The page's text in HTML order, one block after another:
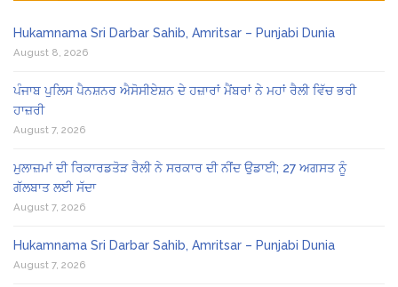
Hukamnama Sri Darbar Sahib, Amritsar – Punjabi Dunia
August 8, 2026
ਪੰਜਾਬ ਪੁਲਿਸ ਪੈਨਸ਼ਨਰ ਐਸੋਸੀਏਸ਼ਨ ਦੇ ਹਜ਼ਾਰਾਂ ਮੈਂਬਰਾਂ ਨੇ ਮਹਾਂ ਰੈਲੀ ਵਿੱਚ ਭਰੀ
ਹਾਜ਼ਰੀ
August 7, 2026
ਮੁਲਾਜ਼ਮਾਂ ਦੀ ਰਿਕਾਰਡਤੋੜ ਰੈਲੀ ਨੇ ਸਰਕਾਰ ਦੀ ਨੀਂਦ ਉਡਾਈ; 27 ਅਗਸਤ ਨੂੰ
ਗੱਲਬਾਤ ਲਈ ਸੱਦਾ
August 7, 2026
Hukamnama Sri Darbar Sahib, Amritsar – Punjabi Dunia
August 7, 2026